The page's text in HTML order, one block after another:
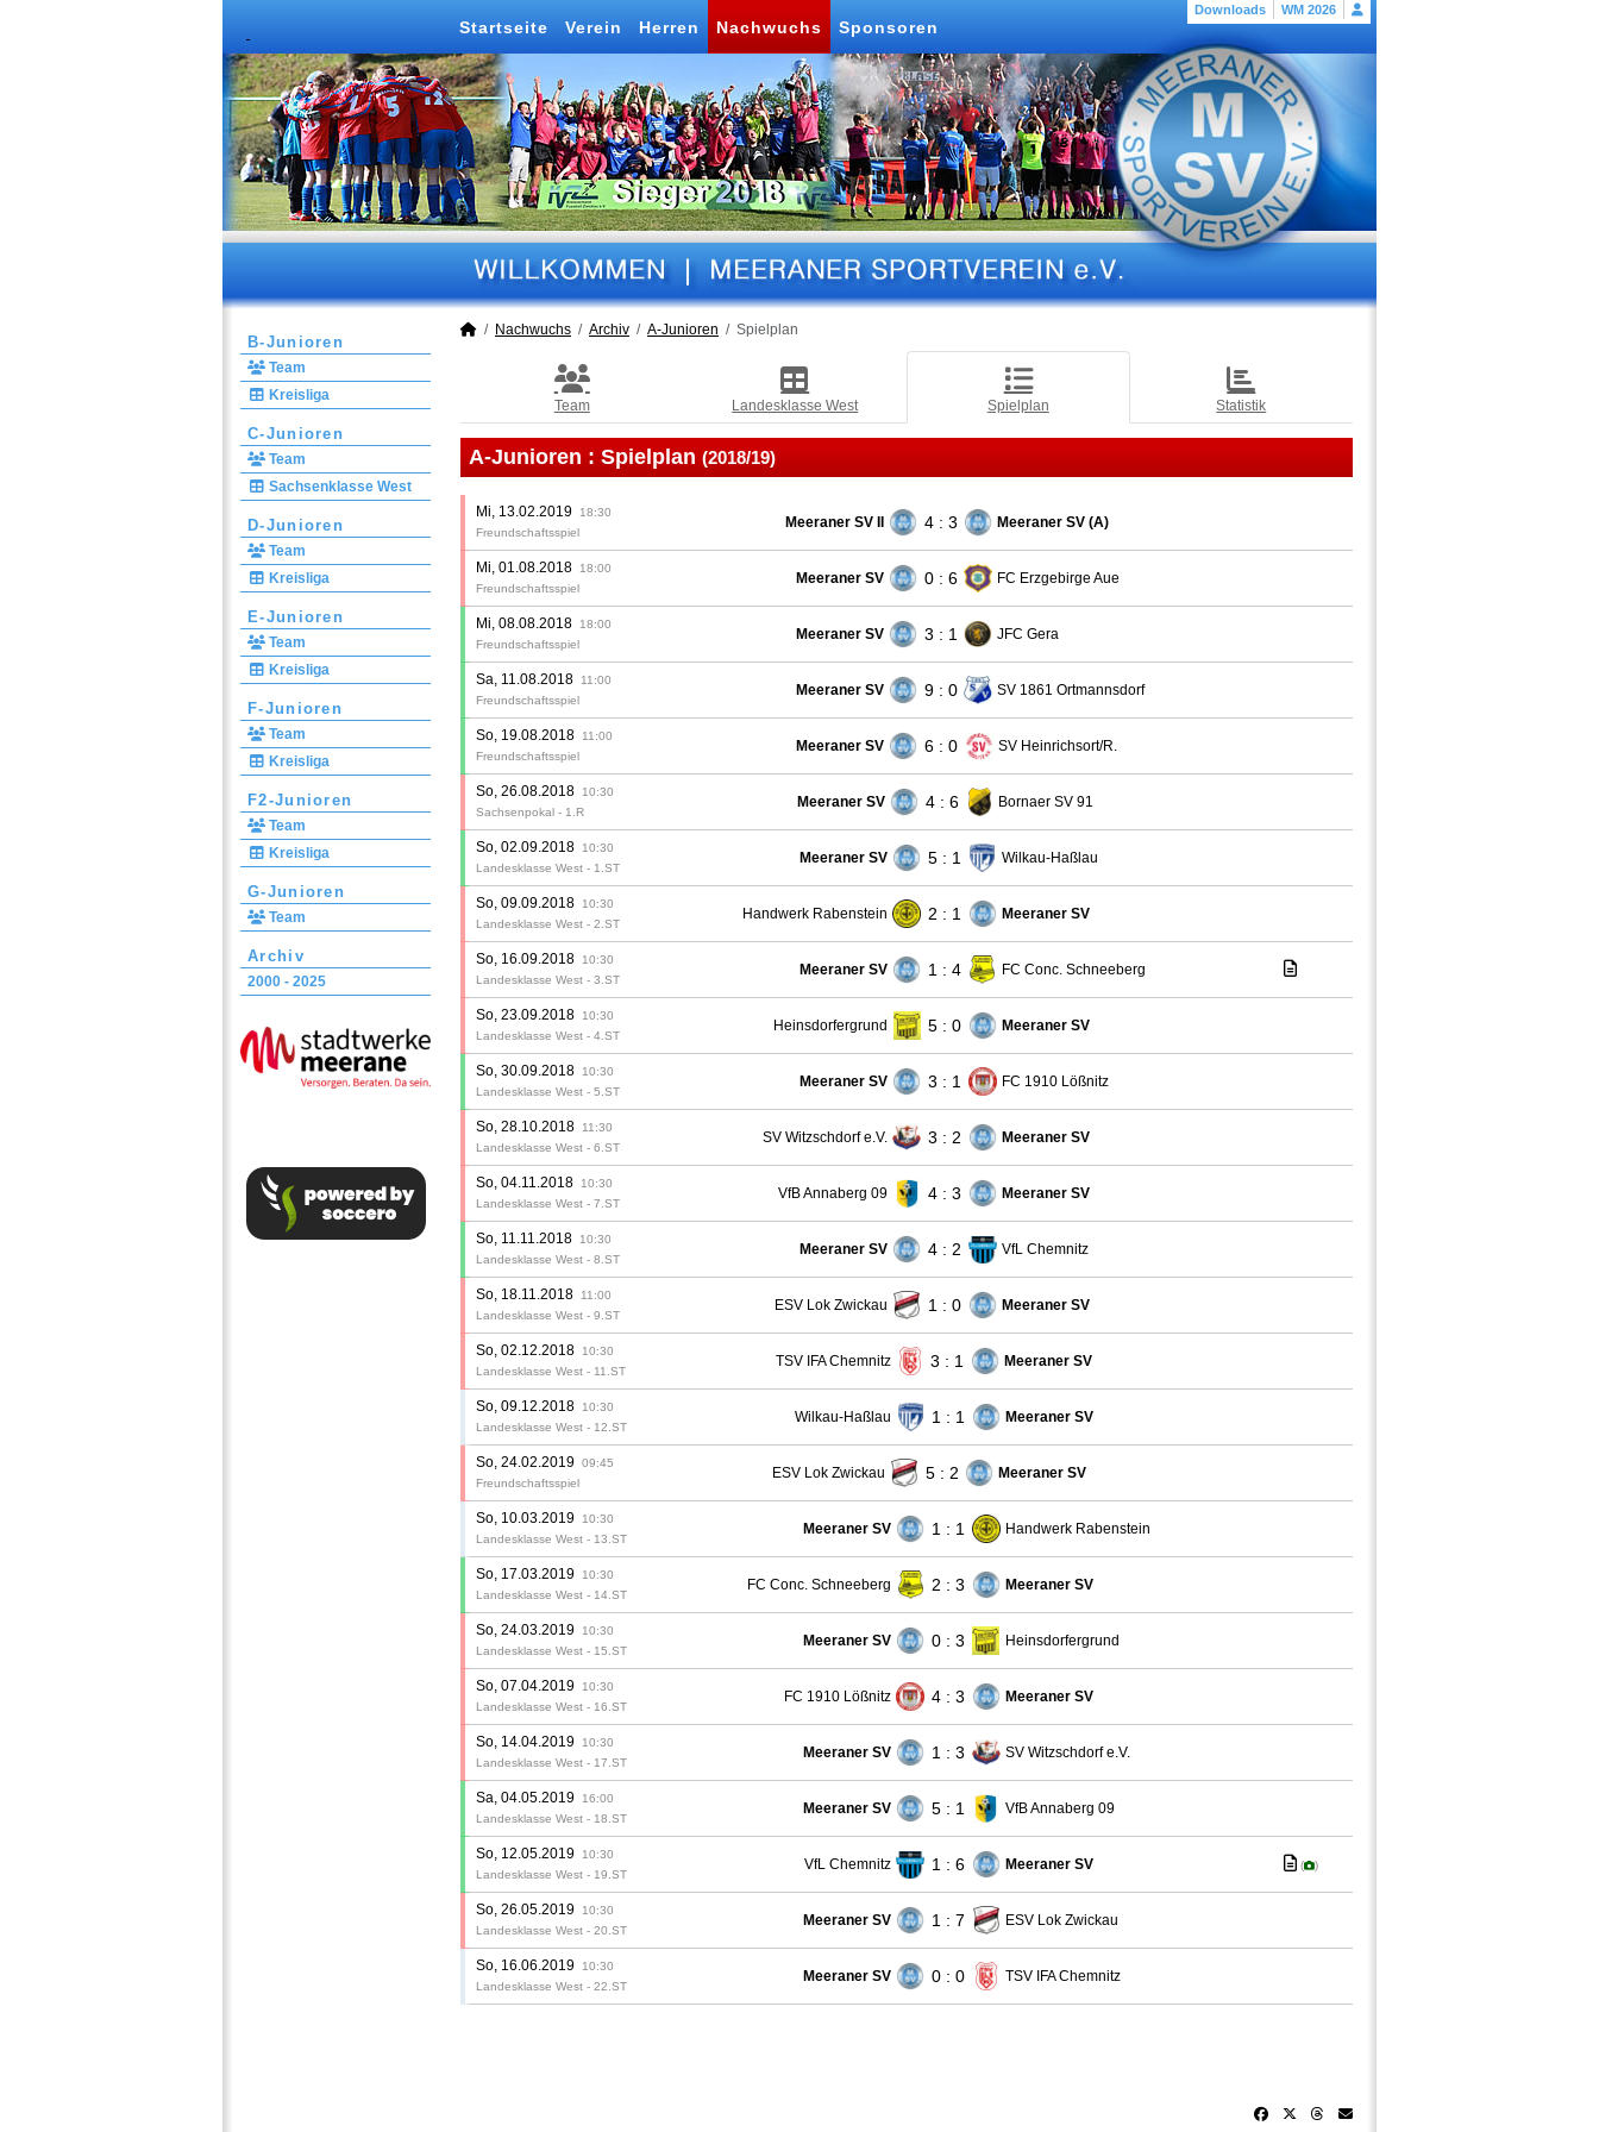
Downloads WM 2026
Startseite Verein Herren Nachwuchs Sponsoren
B-Junioren
Team
Kreisliga
C-Junioren
Team
Sachsenklasse West
D-Junioren
Team
Kreisliga
E-Junioren
Team
Kreisliga
F-Junioren
Team
Kreisliga
F2-Junioren
Team
Kreisliga
G-Junioren
Team
Archiv
2000 - 2025
Nachwuchs Archiv A-Junioren Spielplan
Team Landesklasse West Spielplan Statistik
A-Junioren : Spielplan (2018/19)
Mi, 13.02.2019
18:30
Freundschaftsspiel
Meeraner SV II 4 : 3 Meeraner SV (A)
Mi, 01.08.2018
18:00
Freundschaftsspiel
Meeraner SV 0 : 6 FC Erzgebirge Aue
Mi, 08.08.2018
18:00
Freundschaftsspiel
Meeraner SV 3 : 1 JFC Gera
Sa, 11.08.2018
11:00
Freundschaftsspiel
Meeraner SV 9 : 0 SV 1861 Ortmannsdorf
So, 19.08.2018
11:00
Freundschaftsspiel
Meeraner SV 6 : 0 SV Heinrichsort/R.
So, 26.08.2018
10:30
Sachsenpokal - 1.R
Meeraner SV 4 : 6 Bornaer SV 91
So, 02.09.2018
10:30
Landesklasse West - 1.ST
Meeraner SV 5 : 1 Wilkau-Haßlau
So, 09.09.2018
10:30
Landesklasse West - 2.ST
Handwerk Rabenstein 2 : 1 Meeraner SV
So, 16.09.2018
10:30
Landesklasse West - 3.ST
Meeraner SV 1 : 4 FC Conc. Schneeberg
So, 23.09.2018
10:30
Landesklasse West - 4.ST
Heinsdorfergrund 5 : 0 Meeraner SV
So, 30.09.2018
10:30
Landesklasse West - 5.ST
Meeraner SV 3 : 1 FC 1910 Lößnitz
So, 28.10.2018
11:30
Landesklasse West - 6.ST
SV Witzschdorf e.V. 3 : 2 Meeraner SV
So, 04.11.2018
10:30
Landesklasse West - 7.ST
VfB Annaberg 09 4 : 3 Meeraner SV
So, 11.11.2018
10:30
Landesklasse West - 8.ST
Meeraner SV 4 : 2 VfL Chemnitz
So, 18.11.2018
11:00
Landesklasse West - 9.ST
ESV Lok Zwickau 1 : 0 Meeraner SV
So, 02.12.2018
10:30
Landesklasse West - 11.ST
TSV IFA Chemnitz 3 : 1 Meeraner SV
So, 09.12.2018
10:30
Landesklasse West - 12.ST
Wilkau-Haßlau 1 : 1 Meeraner SV
So, 24.02.2019 09:45
Freundschaftsspiel
ESV Lok Zwickau 5 : 2 Meeraner SV
So, 10.03.2019
10:30
Landesklasse West - 13.ST
Meeraner SV 1 : 1 Handwerk Rabenstein
So, 17.03.2019
10:30
Landesklasse West - 14.ST
FC Conc. Schneeberg 2 : 3 Meeraner SV
So, 24.03.2019
10:30
Landesklasse West - 15.ST
Meeraner SV 0 : 3 Heinsdorfergrund
So, 07.04.2019
10:30
Landesklasse West - 16.ST
FC 1910 Lößnitz 4 : 3 Meeraner SV
So, 14.04.2019
10:30
Landesklasse West - 17.ST
Meeraner SV 1 : 3 SV Witzschdorf e.V.
Sa, 04.05.2019
16:00
Landesklasse West - 18.ST
Meeraner SV 5 : 1 VfB Annaberg 09
So, 12.05.2019
10:30
Landesklasse West - 19.ST
VfL Chemnitz 1 : 6 Meeraner SV ( )
So, 26.05.2019
10:30
Landesklasse West - 20.ST
Meeraner SV 1 : 7 ESV Lok Zwickau
So, 16.06.2019
10:30
Landesklasse West - 22.ST
Meeraner SV 0 : 0 TSV IFA Chemnitz